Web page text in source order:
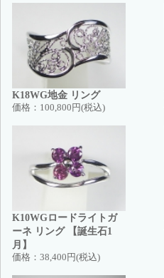
K18WG地金 リング
価格： 100,800円(税込)
K10WGロードライトガ
ーネ リング 【誕生石1
月】
価格： 38,400円(税込)